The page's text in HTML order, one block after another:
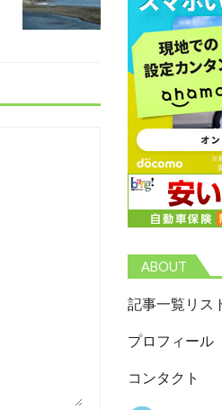
ABOUT
記事一覧リス
プロフィール
コンタクト